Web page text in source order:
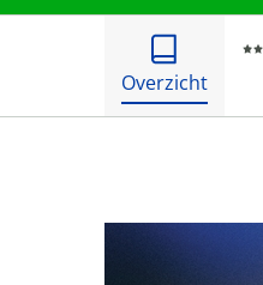
Overzicht